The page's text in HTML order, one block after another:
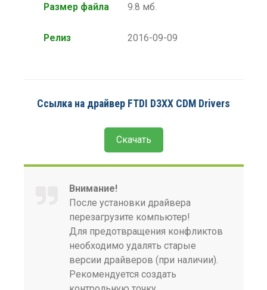
Размер файла 9.8 мб.
Релиз 2016-09-09
Ссылка на драйвер FTDI D3XX CDM Drivers
Скачать
Внимание!
После установки драйвера
перезагрузите компьютер!
Для предотвращения конфликтов
необходимо удалять старые
версии драйверов (при наличии).
Рекомендуется создать